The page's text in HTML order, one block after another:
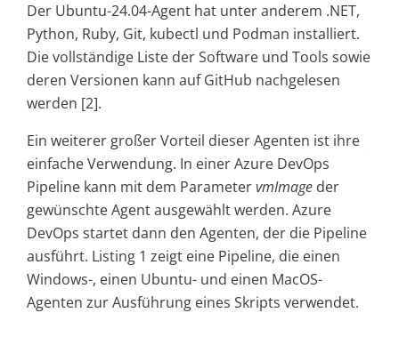
Der Ubuntu-24.04-Agent hat unter anderem .NET,
Python, Ruby, Git, kubectl und Podman installiert.
Die vollständige Liste der Software und Tools sowie
deren Versionen kann auf GitHub nachgelesen
werden [2].
Ein weiterer großer Vorteil dieser Agenten ist ihre
einfache Verwendung. In einer Azure DevOps
Pipeline kann mit dem ParametervmImage der
gewünschte Agent ausgewählt werden. Azure
DevOps startet dann den Agenten, der die Pipeline
ausführt. Listing 1 zeigt eine Pipeline, die einen
Windows-, einen Ubuntu- und einen MacOS-
Agenten zur Ausführung eines Skripts verwendet.